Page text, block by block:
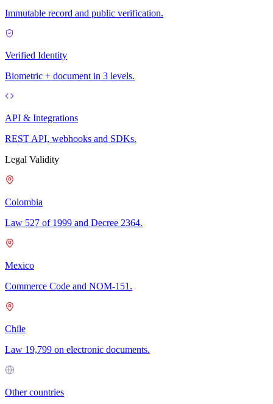
Immutable record and public verification.
Verified Identity
Biometric + document in 3 levels.
API & Integrations
REST API, webhooks and SDKs.
Legal Validity
Colombia
Law 527 of 1999 and Decree 2364.
Mexico
Commerce Code and NOM-151.
Chile
Law 19,799 on electronic documents.
Other countries